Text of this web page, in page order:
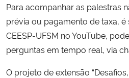
Para acompanhar as palestras
prévia ou pagamento de taxa,
CEESP-UFSM no YouTube,
perguntas em tempo real, via
O projeto de extensão